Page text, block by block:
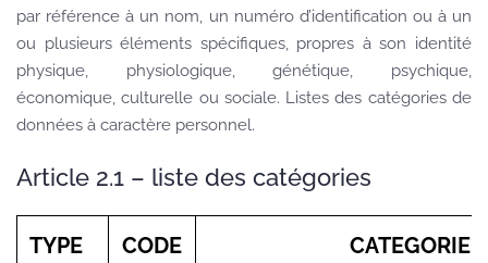
par référence à un nom, un numéro d’identification ou à un
ou plusieurs éléments spécifiques, propres à son identité
physique, physiologique, génétique, psychique,
économique, culturelle ou sociale. Listes des catégories de
données à caractère personnel.
Article 2.1 – liste des catégories
TYPE CODE CATEGORIE